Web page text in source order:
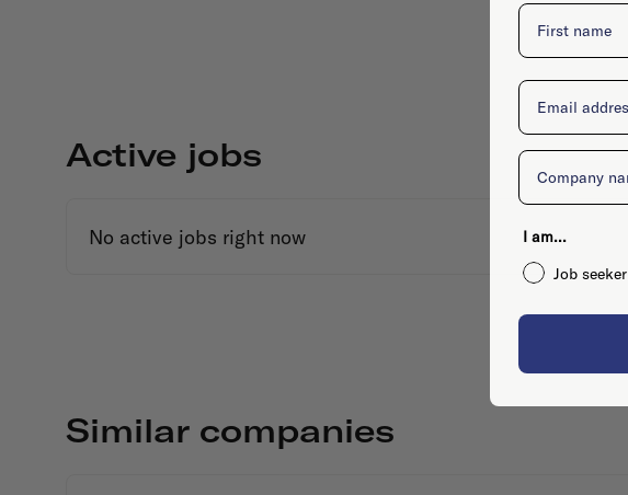
Active jobs
No active jobs right now
Similar companies
First name
Email
Company
I am...
Job seeker